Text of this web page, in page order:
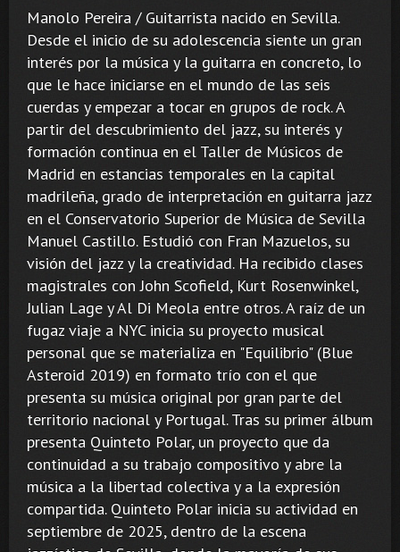
Manolo Pereira / Guitarrista nacido en Sevilla.
Desde el inicio de su adolescencia siente un gran
interés por la música y la guitarra en concreto, lo
que le hace iniciarse en el mundo de las seis
cuerdas y empezar a tocar en grupos de rock. A
partir del descubrimiento del jazz, su interés y
formación continua en el Taller de Músicos de
Madrid en estancias temporales en la capital
madrileña, grado de interpretación en guitarra jazz
en el Conservatorio Superior de Música de Sevilla
Manuel Castillo. Estudió con Fran Mazuelos, su
visión del jazz y la creatividad. Ha recibido clases
magistrales con John Scofield, Kurt Rosenwinkel,
Julian Lage y Al Di Meola entre otros. A raíz de un
fugaz viaje a NYC inicia su proyecto musical
personal que se materializa en "Equilibrio" (Blue
Asteroid 2019) en formato trío con el que
presenta su música original por gran parte del
territorio nacional y Portugal. Tras su primer álbum
presenta Quinteto Polar, un proyecto que da
continuidad a su trabajo compositivo y abre la
música a la libertad colectiva y a la expresión
compartida. Quinteto Polar inicia su actividad en
septiembre de 2025, dentro de la escena